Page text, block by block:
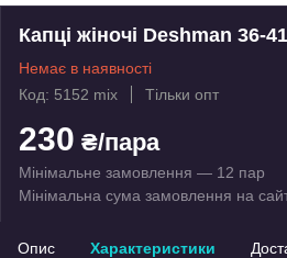
Капці жіночі Deshman 36-
Немає в наявності
Код: 5152 mix
Тільки опт
230 ₴/пара
Мінімальне замовлення — 12 пар
Мінімальна сума замовлення на
Опис Характеристики